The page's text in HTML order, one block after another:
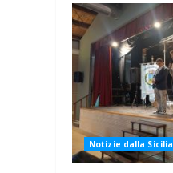
Notizie dalla Sicilia